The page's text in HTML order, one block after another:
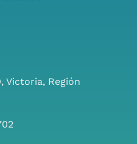
Victoria, Región